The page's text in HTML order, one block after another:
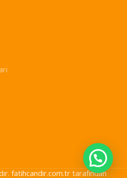
fatihcandir.com.tr tarafından